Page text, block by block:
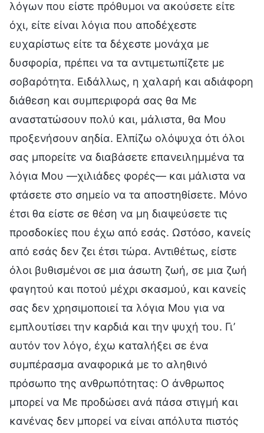
λόγων που είστε πρόθυμοι να ακούσετε είτε
όχι, είτε είναι λόγια που αποδέχεστε
ευχαρίστως είτε τα δέχεστε μονάχα με
δυσφορία, πρέπει να τα αντιμετωπίζετε με
σοβαρότητα. Ειδάλλως, η χαλαρή και αδιάφορη
διάθεση και συμπεριφορά σας θα Με
αναστατώσουν πολύ και, μάλιστα, θα Μου
προξενήσουν αηδία. Ελπίζω ολόψυχα ότι όλοι
σας μπορείτε να διαβάσετε επανειλημμένα τα
λόγια Μου —χιλιάδες φορές— και μάλιστα να
φτάσετε στο σημείο να τα αποστηθίσετε. Μόνο
έτσι θα είστε σε θέση να μη διαψεύσετε τις
προσδοκίες που έχω από εσάς. Ωστόσο, κανείς
από εσάς δεν ζει έτσι τώρα. Αντιθέτως, είστε
όλοι βυθισμένοι σε μια άσωτη ζωή, σε μια ζωή
φαγητού και ποτού μέχρι σκασμού, και κανείς
σας δεν χρησιμοποιεί τα λόγια Μου για να
εμπλουτίσει την καρδιά και την ψυχή του. Γι’
αυτόν τον λόγο, έχω καταλήξει σε ένα
συμπέρασμα αναφορικά με το αληθινό
πρόσωπο της ανθρωπότητας: Ο άνθρωπος
μπορεί να Με προδώσει ανά πάσα στιγμή και
κανένας δεν μπορεί να είναι απόλυτα πιστός